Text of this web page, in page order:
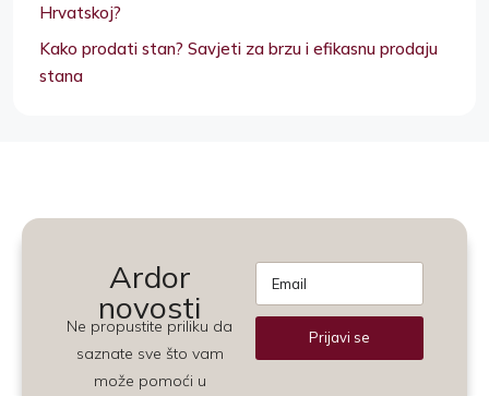
Hrvatskoj?
Kako prodati stan? Savjeti za brzu i efikasnu prodaju
stana
Ardor
novosti
Ne propustite priliku da
saznate sve što vam
može pomoći u
Prijavi se